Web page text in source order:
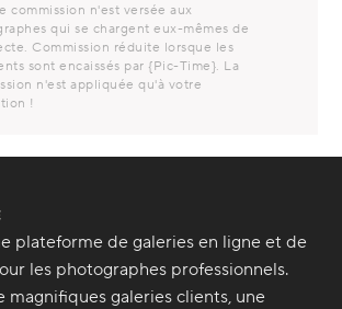
commission n'est versée aux
qui se chargent eux-mêmes de
Commission réduite lorsque les
sont encaissés par {Pic-Time}. La
n'est appliquée qu'à votre
!
plateforme de galeries en ligne et de
les photographes professionnels.
magnifiques galeries clients, une